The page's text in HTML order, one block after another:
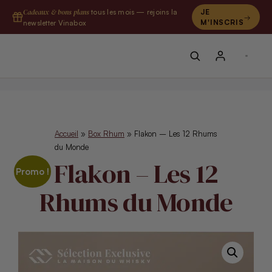
contenu
Cadeaux & bons plans tous les mois — rejoins la
newsletter Vinabox
JE
M'INSCRIS
Accueil » Box Rhum » Flakon – Les 12 Rhums
du Monde
Flakon – Les 12
Rhums du Monde
Promo !